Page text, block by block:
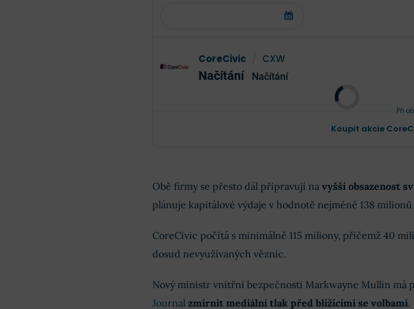
CoreCivic CXW
Načítání Načítání
Koupit akcie
Při
Obě firmy se přesto dál připravují na vyšší obsazenost
plánuje kapitálové výdaje v hodnotě nejméně 138
CoreCivic počítá s minimálně 115 miliony, přičemž 40
dosud nevyužívaných věznic.
Nový ministr vnitřní bezpečnosti Markwayne Mullin má
Journal zmírnit mediální tlak před blížícími se volbami.